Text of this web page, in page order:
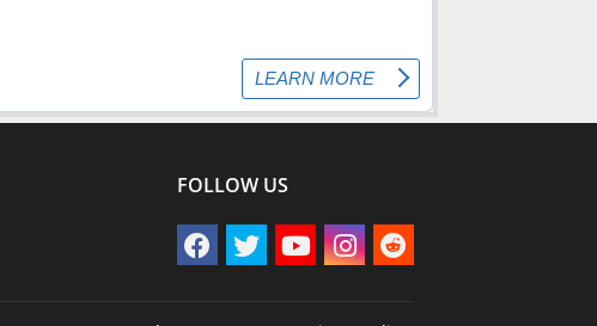
FOLLOW US